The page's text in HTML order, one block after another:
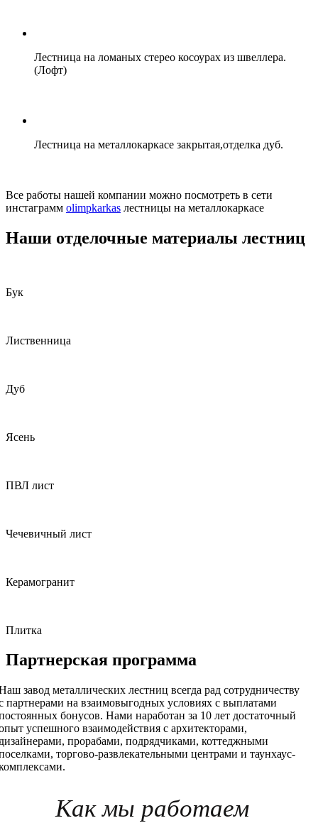
Лестница на ломаных стерео косоурах из швеллера.
(Лофт)
Лестница на металлокаркасе закрытая,отделка дуб.
Все работы нашей компании можно посмотреть в сети
инстаграмм olimpkarkas лестницы на металлокаркасе
Наши отделочные материалы лестниц
Бук
Лиственница
Дуб
Ясень
ПВЛ лист
Чечевичный лист
Керамогранит
Плитка
Партнерская программа
завод металлических лестниц всегда рад сотрудничеству
партнерами на взаимовыгодных условиях с выплатами
бонусов. Нами наработан за 10 лет достаточный
успешного взаимодействия с архитекторами,
прорабами, подрядчиками, коттеджными
торгово-развлекательными центрами и таунхаус-
Как мы работаем